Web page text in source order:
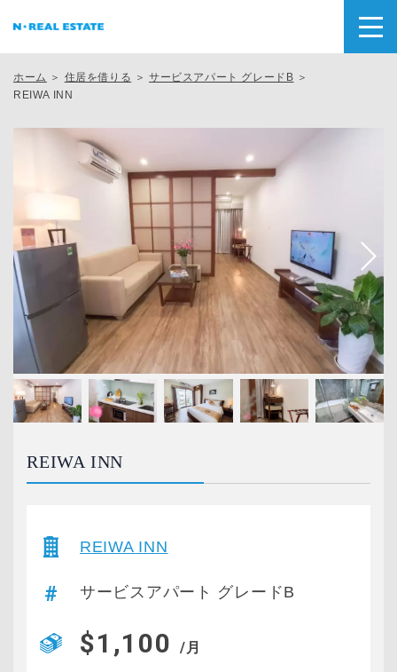
ホーム ＞ 住居を借りる ＞サービスアパート グレードB ＞
REIWA INN
REIWA INN
REIWA INN
サービスアパート グレードB
$1,100 /月